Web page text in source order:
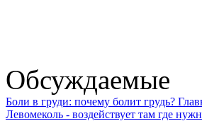
Обсуждаемые
Боли в груди: почему болит грудь?
Левомеколь - воздействует там где